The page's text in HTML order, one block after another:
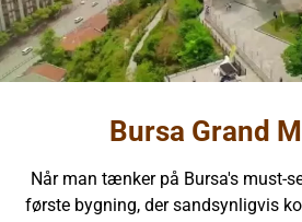
Bursa Grand
Når man tænker på Bursa's must-
første bygning, der sandsynligvis